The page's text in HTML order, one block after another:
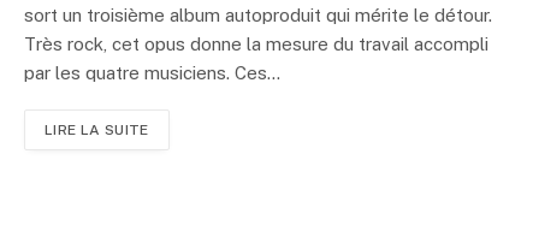
sort un troisième album autoproduit qui mérite le détour.
Très rock, cet opus donne la mesure du travail accompli
par les quatre musiciens. Ces...
LIRE LA SUITE